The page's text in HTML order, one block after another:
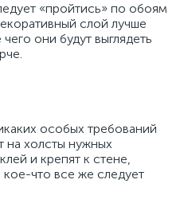
«пройтись» по обоям
слой лучше
они будут выглядеть
особых требований
на холсты нужных
и крепят к стене,
что все же следует